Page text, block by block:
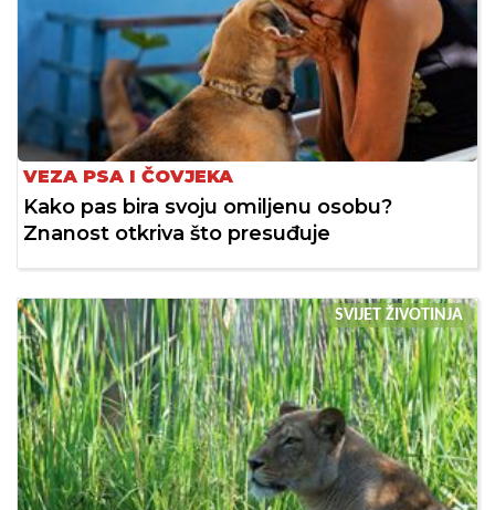
VEZA PSA I ČOVJEKA
Kako pas bira svoju omiljenu osobu?
Znanost otkriva što presuđuje
SVIJET ŽIVOTINJA